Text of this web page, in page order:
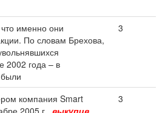
именно они
По словам Брехова,
2002 года – в
3
компания Smart
2005 г., выкупив
3